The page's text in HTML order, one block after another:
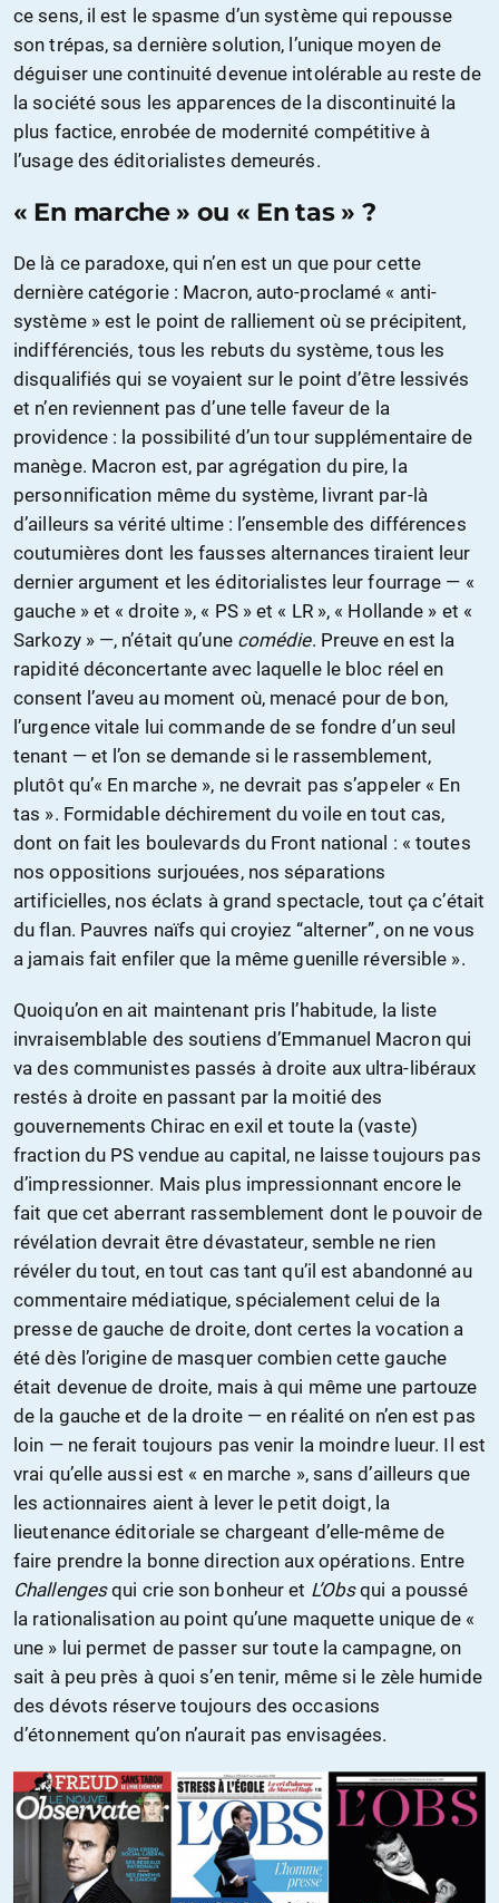
ce sens, il est le spasme d’un système qui repousse
son trépas, sa dernière solution, l’unique moyen de
déguiser une continuité devenue intolérable au reste de
la société sous les apparences de la discontinuité la
plus factice, enrobée de modernité compétitive à
l’usage des éditorialistes demeurés.
« En marche » ou « En tas » ?
De là ce paradoxe, qui n’en est un que pour cette
dernière catégorie : Macron, auto-proclamé « anti-
système » est le point de ralliement où se précipitent,
indifférenciés, tous les rebuts du système, tous les
disqualifiés qui se voyaient sur le point d’être lessivés
et n’en reviennent pas d’une telle faveur de la
providence : la possibilité d’un tour supplémentaire de
manège. Macron est, par agrégation du pire, la
personnification même du système, livrant par-là
d’ailleurs sa vérité ultime : l’ensemble des différences
coutumières dont les fausses alternances tiraient leur
dernier argument et les éditorialistes leur fourrage — «
gauche » et « droite », « PS » et « LR », « Hollande » et «
Sarkozy » —, n’était qu’une comédie. Preuve en est la
rapidité déconcertante avec laquelle le bloc réel en
consent l’aveu au moment où, menacé pour de bon,
l’urgence vitale lui commande de se fondre d’un seul
tenant — et l’on se demande si le rassemblement,
plutôt qu’« En marche », ne devrait pas s’appeler « En
tas ». Formidable déchirement du voile en tout cas,
dont on fait les boulevards du Front national : « toutes
nos oppositions surjouées, nos séparations
artificielles, nos éclats à grand spectacle, tout ça c’était
du flan. Pauvres naïfs qui croyiez “alterner”, on ne vous
a jamais fait enfiler que la même guenille réversible ».
Quoiqu’on en ait maintenant pris l’habitude, la liste
invraisemblable des soutiens d’Emmanuel Macron qui
va des communistes passés à droite aux ultra-libéraux
restés à droite en passant par la moitié des
gouvernements Chirac en exil et toute la (vaste)
fraction du PS vendue au capital, ne laisse toujours pas
d’impressionner. Mais plus impressionnant encore le
fait que cet aberrant rassemblement dont le pouvoir de
révélation devrait être dévastateur, semble ne rien
révéler du tout, en tout cas tant qu’il est abandonné au
commentaire médiatique, spécialement celui de la
presse de gauche de droite, dont certes la vocation a
été dès l’origine de masquer combien cette gauche
était devenue de droite, mais à qui même une partouze
de la gauche et de la droite — en réalité on n’en est pas
loin — ne ferait toujours pas venir la moindre lueur. Il est
vrai qu’elle aussi est « en marche », sans d’ailleurs que
les actionnaires aient à lever le petit doigt, la
lieutenance éditoriale se chargeant d’elle-même de
faire prendre la bonne direction aux opérations. Entre
Challengesqui crie son bonheur et L’Obsqui a poussé
la rationalisation au point qu’une maquette unique de «
une » lui permet de passer sur toute la campagne, on
sait à peu près à quoi s’en tenir, même si le zèle humide
des dévots réserve toujours des occasions
d’étonnement qu’on n’aurait pas envisagées.